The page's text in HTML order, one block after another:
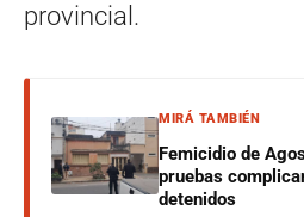
provincial.
MIRÁ TAMBIÉN
Femicidio de
pruebas
detenidos